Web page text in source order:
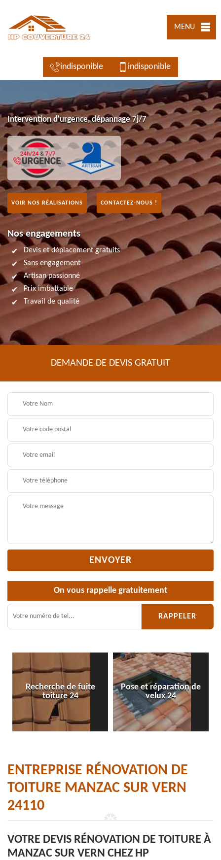
MENU
indisponible indisponible
Intervention d'urgence, dépannage 7j/7
VOIR NOS RÉALISATIONS CONTACTEZ-NOUS !
Nos engagements
Devis et déplacement gratuits
Sans engagement
Artisan passionné
Prix imbattable
Travail de qualité
DEMANDE DE DEVIS GRATUIT
On vous rappelle gratuitement
Recherche de fuite
toiture 24
Pose et réparation de
velux 24
ENTREPRISE RÉNOVATION DE
TOITURE MANZAC SUR VERN
24110
VOTRE DEVIS RÉNOVATION DE TOITURE À
MANZAC SUR VERN CHEZ HP